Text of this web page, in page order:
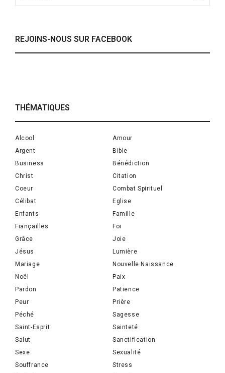
REJOINS-NOUS SUR FACEBOOK
THÉMATIQUES
Alcool
Amour
Argent
Bible
Business
Bénédiction
Christ
Citation
Coeur
Combat Spirituel
Célibat
Eglise
Enfants
Famille
Fiançailles
Foi
Grâce
Joie
Jésus
Lumière
Mariage
Nouvelle Naissance
Noël
Paix
Pardon
Patience
Peur
Prière
Péché
Sagesse
Saint-Esprit
Sainteté
Salut
Sanctification
Sexe
Sexualité
Souffrance
Stress